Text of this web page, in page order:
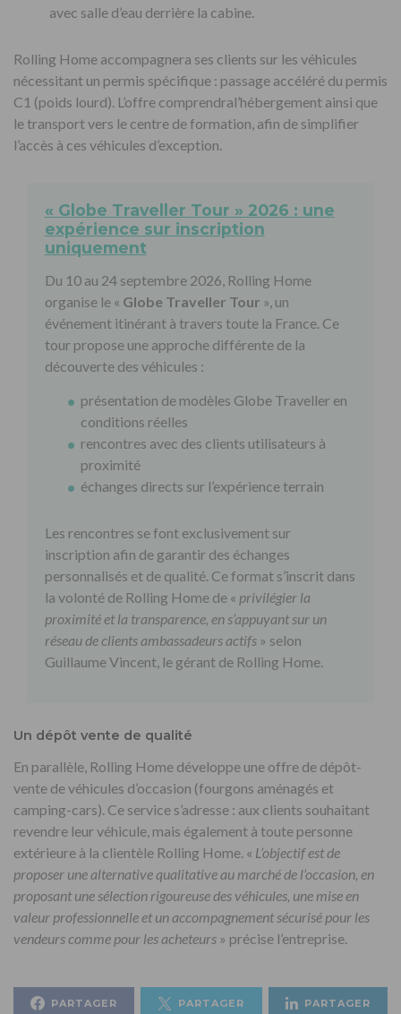
avec salle d’eau derrière la cabine.
Rolling Home accompagnera ses clients sur les véhicules
nécessitant un permis spécifique : passage accéléré du permis
C1 (poids lourd). L’offre comprendral’hébergement ainsi que
le transport vers le centre de formation, afin de simplifier
l’accès à ces véhicules d’exception.
« Globe Traveller Tour » 2026 : une
expérience sur inscription
uniquement
Du 10 au 24 septembre 2026, Rolling Home
organise le « Globe Traveller Tour », un
événement itinérant à travers toute la France. Ce
tour propose une approche différente de la
découverte des véhicules :
présentation de modèles Globe Traveller en
conditions réelles
rencontres avec des clients utilisateurs à
proximité
échanges directs sur l’expérience terrain
Les rencontres se font exclusivement sur
inscription afin de garantir des échanges
personnalisés et de qualité. Ce format s’inscrit dans
la volonté de Rolling Home de « privilégier la
proximité et la transparence, en s’appuyant sur un
réseau de clients ambassadeurs actifs» selon
Guillaume Vincent, le gérant de Rolling Home.
Un dépôt vente de qualité
En parallèle, Rolling Home développe une offre de dépôt-
vente de véhicules d’occasion (fourgons aménagés et
camping-cars). Ce service s’adresse : aux clients souhaitant
revendre leur véhicule, mais également à toute personne
extérieure à la clientèle Rolling Home. « L’objectif est de
proposer une alternative qualitative au marché de l’occasion, en
proposant une sélection rigoureuse des véhicules, une mise en
valeur professionnelle et un accompagnement sécurisé pour les
vendeurs comme pour les acheteurs » précise l’entreprise.
PARTAGER PARTAGER PARTAGER